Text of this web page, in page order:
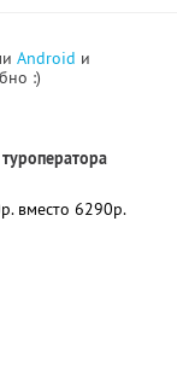
Android и
:)
вместо 6290р.